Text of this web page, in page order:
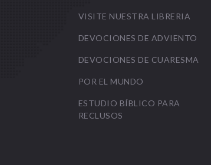
VISITE NUESTRA LIBRERIA
DEVOCIONES DE ADVIENTO
DEVOCIONES DE CUARESMA
POR EL MUNDO
ESTUDIO BÍBLICO PARA
RECLUSOS